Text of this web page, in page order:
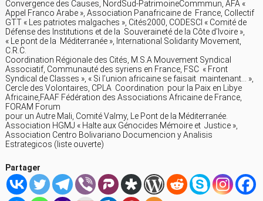
Convergence des Causes, NordSud-PatrimoineCommmun, AFA «
Appel Franco Arabe », Association Panafricaine de France, Collectif
GTT « Les patriotes malgaches », Cités2000, CODESCI « Comité de
Défense des Institutions et de la Souveraineté de la Côte d’Ivoire »,
« Le pont de la Méditerranée », International Solidarity Movement,
C.R.C.
Coordination Régionale des Cités, M.S.A Mouvement Syndical
Associatif, Communauté des syriens en France, FSC « Front
Syndical de Classes », « Si l’union africaine se faisait maintenant… »,
Cercle des Volontaires, CPLA Coordination pour la Paix en Libye
Africaine,FAAF Fédération des Associations Africaine de France,
FORAM Forum
pour un Autre Mali, Comité Valmy, Le Pont de la Méditerranée.
Association HGMJ « Halte aux Génocides Mémoire et Justice »,
Association Centro Bolivariano Documencion y Analisis
Estrategicos (liste ouverte)
Partager